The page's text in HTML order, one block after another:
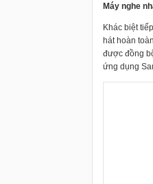
Máy nghe
Khác biệt
hát hoàn
được đồng
ứng dụng